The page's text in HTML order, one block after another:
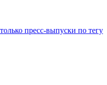
пресс-выпуски по тегу